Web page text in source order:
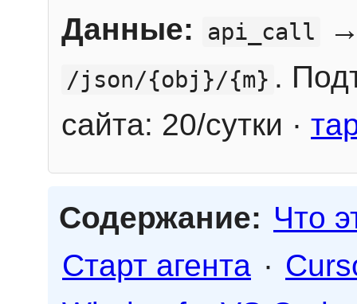
Данные: api_call
/json/{obj}/{m} .
сайта: 20/сутки ·
Содержание: Что
Старт агента ·